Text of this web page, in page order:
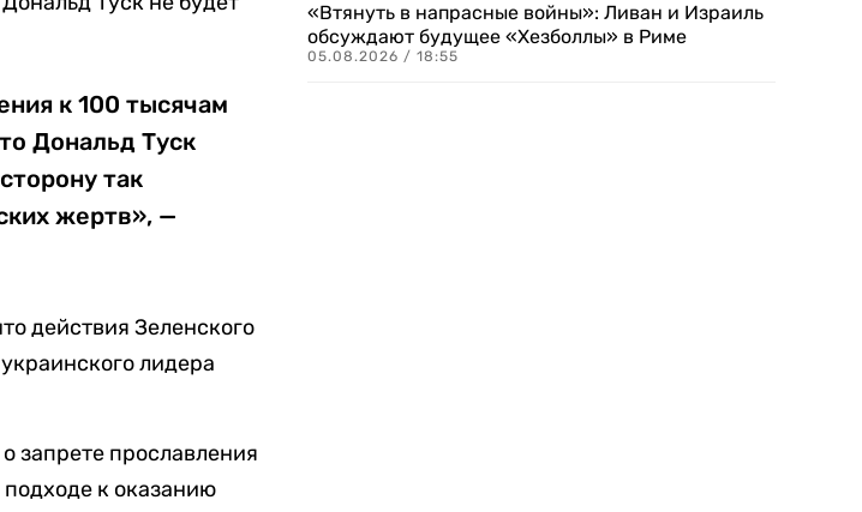
к 100 тысячам
Дональд Туск
так
жертв», —
действия Зеленского
лидера
запрете прославления
к оказанию
«Втянуть в напрасные войны»: Ливан и Израиль
обсуждают будущее «Хезболлы» в Риме
05.08.2026 / 18:55